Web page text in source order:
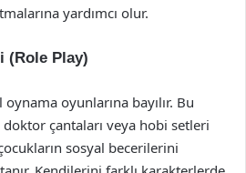
yardımcı olur.
(Role Play)
oyunlarına bayılır. Bu
çantaları veya hobi setleri
sosyal becerilerini